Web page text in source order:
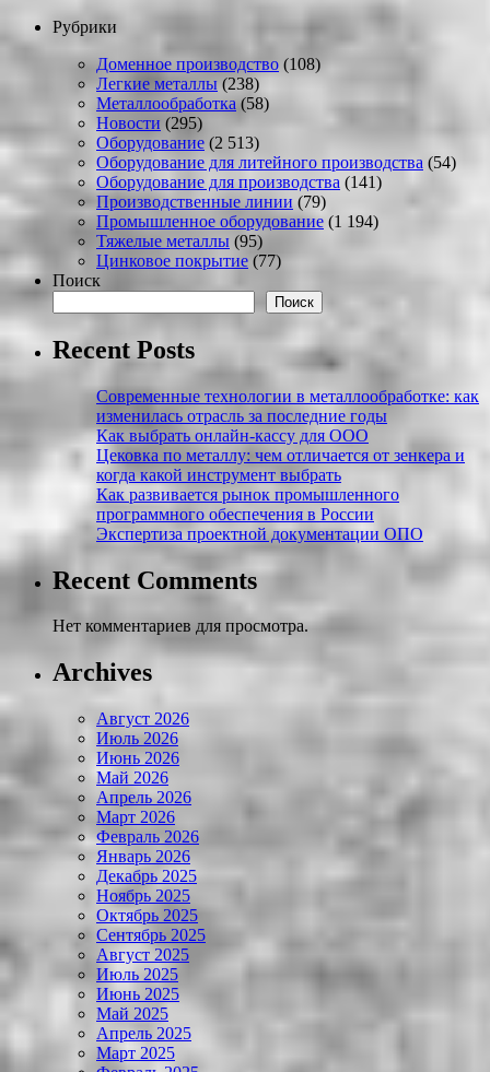
Рубрики
Доменное производство (108)
Легкие металлы (238)
Металлообработка (58)
Новости (295)
Оборудование (2 513)
Оборудование для литейного производства (54)
Оборудование для производства (141)
Производственные линии (79)
Промышленное оборудование (1 194)
Тяжелые металлы (95)
Цинковое покрытие (77)
Поиск
Поиск
Recent Posts
Современные технологии в металлообработке: как
изменилась отрасль за последние годы
Как выбрать онлайн-кассу для ООО
Цековка по металлу: чем отличается от зенкера и
когда какой инструмент выбрать
Как развивается рынок промышленного
программного обеспечения в России
Экспертиза проектной документации ОПО
Recent Comments
Нет комментариев для просмотра.
Archives
Август 2026
Июль 2026
Июнь 2026
Май 2026
Апрель 2026
Март 2026
Февраль 2026
Январь 2026
Декабрь 2025
Ноябрь 2025
Октябрь 2025
Сентябрь 2025
Август 2025
Июль 2025
Июнь 2025
Май 2025
Апрель 2025
Март 2025